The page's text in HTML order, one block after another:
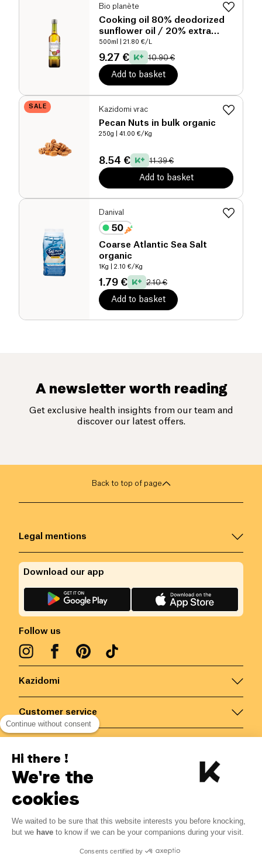
Bio planète
Cooking oil 80% deodorized
sunflower oil / 20% extra
virgin olive oil organic
500ml | 21.80 €/L
9.27 € 10.90 €
Add to basket
SALE Kazidomi vrac
Pecan Nuts in bulk organic
250g | 41.00 €/Kg
8.54 € 11.39 €
Add to basket
Danival
Coarse Atlantic Sea Salt
organic
1Kg | 2.10 €/Kg
1.79 € 2.10 €
Add to basket
A newsletter worth reading
Get exclusive health insights from our team and
discover our latest offers.
Back to top of page
Kazidomi
Customer service
Legal mentions
Follow us
Download our app
Belgium/EN
All rights reserved
Continue without consent
Hi there !
We're the
cookies
We waited to be sure that this website interests you before knocking,
but we have to know if we can be your companions during your visit.
Consents certified by